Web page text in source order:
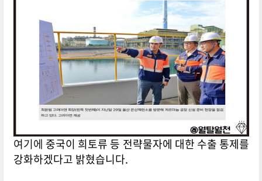
여기에 중국이 희토류 등 전략물자에 대한 수출 통제를
강화하겠다고 밝혔습니다.